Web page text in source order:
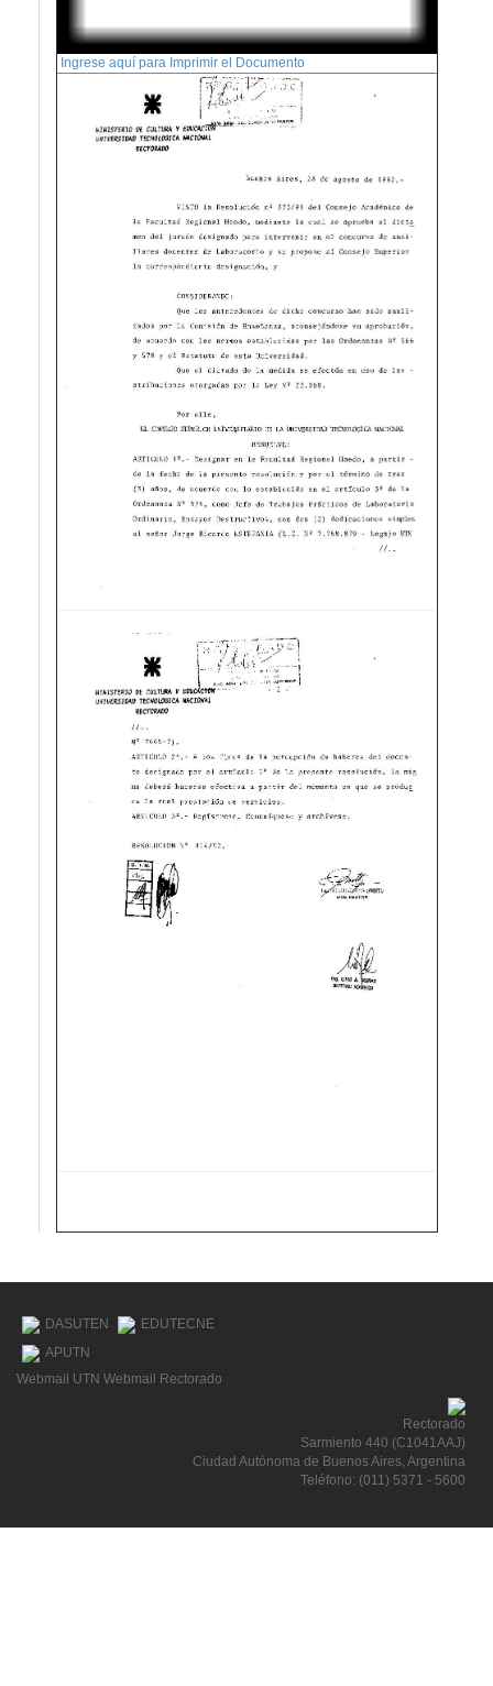
Ingrese aquí para Imprimir el Documento
DASUTEN
EDUTECNE
APUTN
Webmail UTN Webmail Rectorado
Rectorado
Sarmiento 440 (C1041AAJ)
Ciudad Autónoma de Buenos Aires, Argentina
Teléfono: (011) 5371 - 5600